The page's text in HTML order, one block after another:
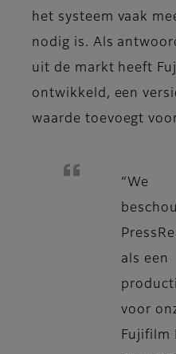
het systeem vaak
nodig is. Als
uit de markt heeft
ontwikkeld, een
waarde toevoegt
“We
als een
voor
Fujifilm